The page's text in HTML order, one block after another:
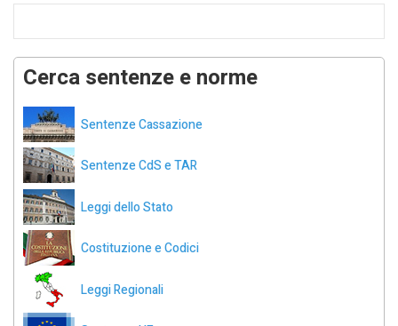
Cerca sentenze e norme
Sentenze Cassazione
Sentenze CdS e TAR
Leggi dello Stato
Costituzione e Codici
Leggi Regionali